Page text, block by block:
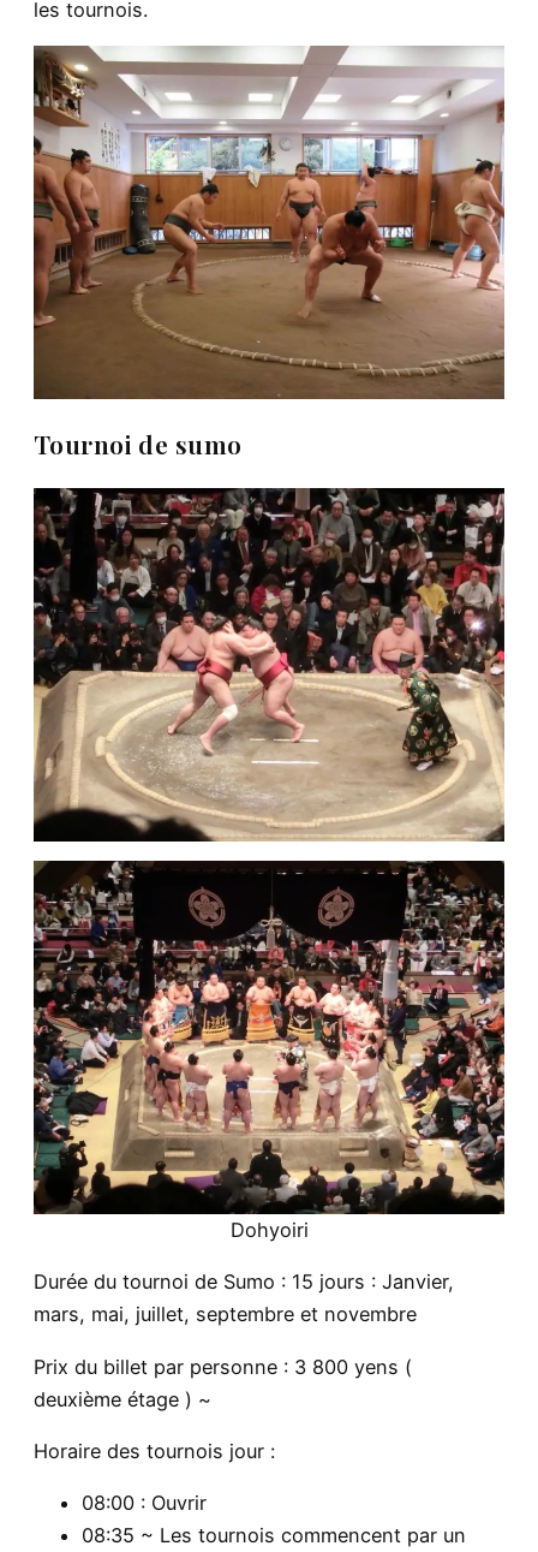
les tournois.
Tournoi de sumo
Dohyoiri
Durée du tournoi de Sumo : 15 jours : Janvier,
mars, mai, juillet, septembre et novembre
Prix du billet par personne : 3 800 yens (
deuxième étage ) ~
Horaire des tournois jour :
08:00 : Ouvrir
08:35 ~ Les tournois commencent par un